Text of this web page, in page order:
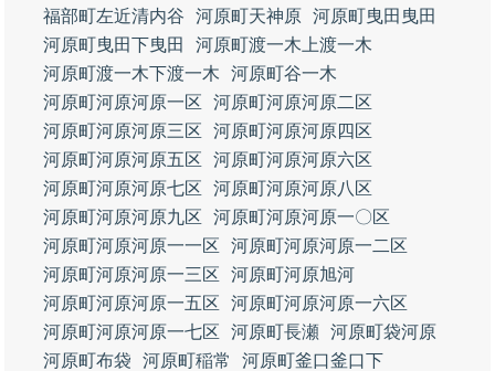
福部町左近清内谷
河原町天神原 河原町曳田曳田
河原町曳田下曳田
河原町渡一木上渡一木
河原町渡一木下渡一木
河原町谷一木
河原町河原河原一区
河原町河原河原二区
河原町河原河原三区
河原町河原河原四区
河原町河原河原五区
河原町河原河原六区
河原町河原河原七区
河原町河原河原八区
河原町河原河原九区
河原町河原河原一〇区
河原町河原河原一一区
河原町河原河原一二区
河原町河原河原一三区
河原町河原旭河
河原町河原河原一五区
河原町河原河原一六区
河原町河原河原一七区
河原町長瀬 河原町袋河原
河原町布袋
河原町稲常
河原町釜口釜口下